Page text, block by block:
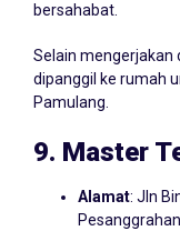
bersahabat.
Selain mengerjakan
dipanggil ke rumah
Pamulang.
9. Master
Alamat: Jln